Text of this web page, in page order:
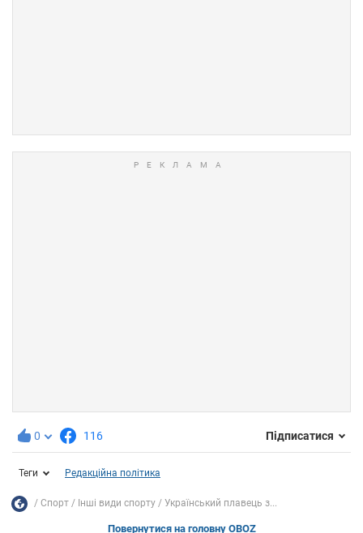
0 116 Підписатися
Теги Редакційна політика
Спорт Інші види спорту Український плавець з...
Повернутися на головну OBOZ